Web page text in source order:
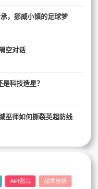
，挪威小镇的足球梦
空对话
科技造星？
巫师如何撕裂英超防线
API测试 战术分析